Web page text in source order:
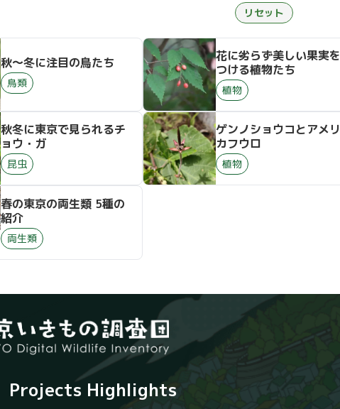
リセット
秋～冬に注目の鳥たち
鳥類
花に劣らず美しい果実を
つける植物たち
植物
秋冬に東京で見られるチ
ョウ・ガ
昆虫
ゲンノショウコとアメリ
カフウロ
植物
春の東京の両生類 5種の
紹介
両生類
Projects Highlights